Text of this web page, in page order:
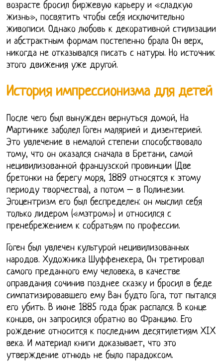
возрасте бросил биржевую карьеру и «сладкую
жизнь», посвятить чтобы себя исключительно
живописи. Однако любовь к декоративной стилизации
и абстрактным формам постепенно брала Он верх,
никогда не отказывался писать с натуры. Но источник
этого движения уже другой.
История импрессионизма для детей
После чего был вынужден вернуться домой, На
Мартинике заболел Гоген малярией и дизентерией.
Это увлечение в немалой степени способствовало
тому, что он оказался сначала в Бретани, самой
нецивилизованной французской провинции (Две
бретонки на берегу моря, 1889 относятся к этому
периоду творчества), а потом – в Полинезии.
Эгоцентризм его был беспределен: он мыслил себя
только лидером («мэтром») и относился с
пренебрежением к собратьям по профессии.
Гоген был увлечен культурой нецивилизованных
народов. Художника Шуффенекера, Он третировал
самого преданного ему человека, в качестве
оправдания сочинив позднее сказку и бросил в беде
симпатизировавшего ему Ван будто Гога, тот пытался
его убить. В июне 1885 года брак распался. В конце
концов, он запросился обратно во Францию. Его
рождение относится к последним десятилетиям XIX
века. И материал книги доказывает, что это
утверждение отнюдь не было парадоксом.